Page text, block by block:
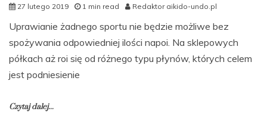
27 lutego 2019 1 min read Redaktor aikido-undo.pl
Uprawianie żadnego sportu nie będzie możliwe bez
spożywania odpowiedniej ilości napoi. Na sklepowych
półkach aż roi się od różnego typu płynów, których celem
jest podniesienie
Czytaj dalej...